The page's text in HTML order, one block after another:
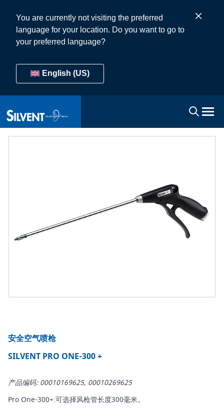
You are currently not visiting the preferred
language for your location. Do you want to go to
your preferred language?
English (US)
安全空气喷枪
SILVENT PRO ONE-300 +
产品编码: 00010169625, 00010269625
Pro One-300+:可选择风枪管长度300毫米。